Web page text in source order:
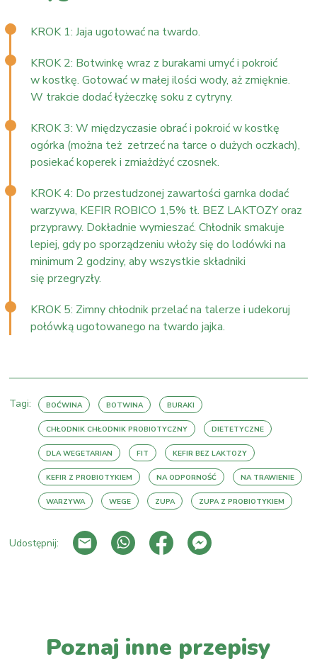
KROK 1: Jaja ugotować na twardo.
KROK 2: Botwinkę wraz z burakami umyć i pokroić
w kostkę. Gotować w małej ilości wody, aż zmięknie.
W trakcie dodać łyżeczkę soku z cytryny.
KROK 3: W międzyczasie obrać i pokroić w kostkę
ogórka (można też zetrzeć na tarce o dużych oczkach),
posiekać koperek i zmiażdżyć czosnek.
KROK 4: Do przestudzonej zawartości garnka dodać
warzywa, KEFIR ROBICO 1,5% tł. BEZ LAKTOZY oraz
przyprawy. Dokładnie wymieszać. Chłodnik smakuje
lepiej, gdy po sporządzeniu włoży się do lodówki na
minimum 2 godziny, aby wszystkie składniki
się przegryzły.
KROK 5: Zimny chłodnik przelać na talerze i udekoruj
połówką ugotowanego na twardo jajka.
Tagi: BOĆWINA BOTWINA BURAKI
CHŁODNIK CHŁODNIK PROBIOTYCZNY DIETETYCZNE
DLA WEGETARIAN FIT KEFIR BEZ LAKTOZY
KEFIR Z PROBIOTYKIEM NA ODPORNOŚĆ NA TRAWIENIE
WARZYWA WEGE ZUPA ZUPA Z PROBIOTYKIEM
Udostępnij:
Poznaj inne przepisy